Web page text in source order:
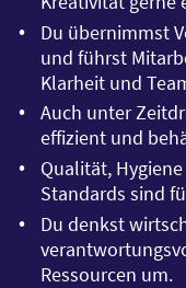
Du übernimmst
und führst
Klarheit und
Auch unter
effizient und
Qualität,
Standards sind
Du denkst
Ressourcen um.